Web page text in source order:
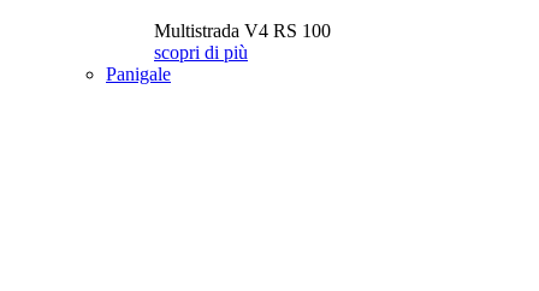
Multistrada V4 RS 100
scopri di più
Panigale